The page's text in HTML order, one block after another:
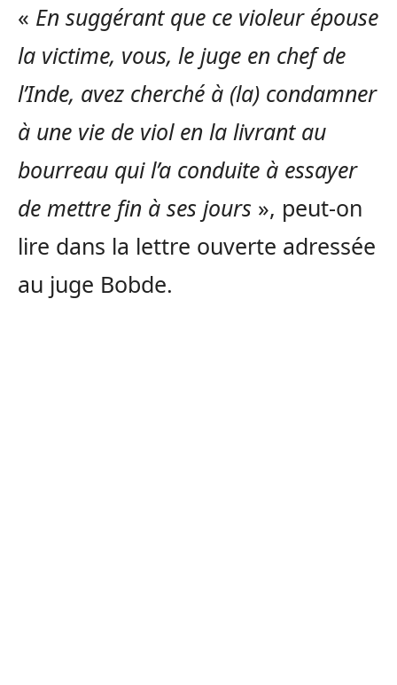
« En suggérant que ce violeur épouse
la victime, vous, le juge en chef de
l’Inde, avez cherché à (la) condamner
à une vie de viol en la livrant au
bourreau qui l’a conduite à essayer
de mettre fin à ses jours », peut-on
lire dans la lettre ouverte adressée
au juge Bobde.